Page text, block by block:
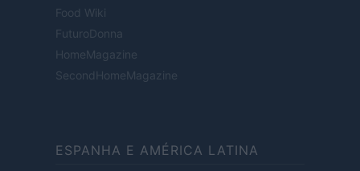
Food Wiki
FuturoDonna
HomeMagazine
SecondHomeMagazine
ESPANHA E AMÉRICA LATINA